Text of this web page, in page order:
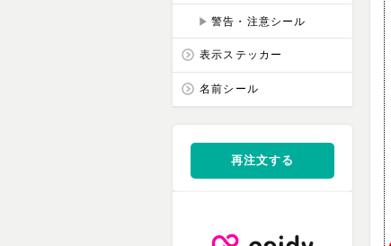
警告・注意シール
表示ステッカー
名前シール
再注文する